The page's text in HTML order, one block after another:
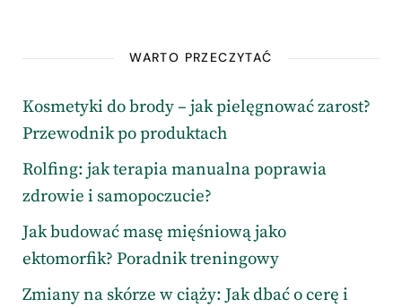
WARTO PRZECZYTAĆ
Kosmetyki do brody – jak pielęgnować zarost?
Przewodnik po produktach
Rolfing: jak terapia manualna poprawia
zdrowie i samopoczucie?
Jak budować masę mięśniową jako
ektomorfik? Poradnik treningowy
Zmiany na skórze w ciąży: Jak dbać o cerę i